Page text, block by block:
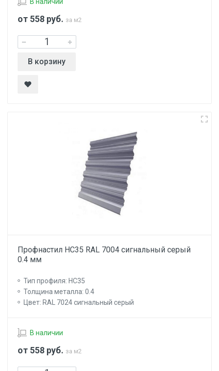
от 558 руб. за м2
В корзину
Профнастил НС35 RAL 7004 сигнальный серый
0.4 мм
Тип профиля: НС35
Толщина металла: 0.4
Цвет: RAL 7024 сигнальный серый
В наличии
от 558 руб. за м2